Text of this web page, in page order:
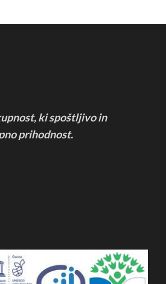
ki spoštljivo in
prihodnost.